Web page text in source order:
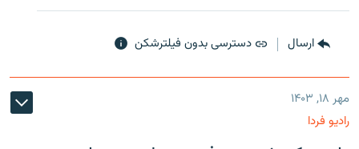
ارسال دسترسی بدون فیلترشکن
مهر ۱۸, ۱۴۰۳
رادیو فردا